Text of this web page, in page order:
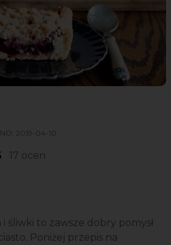
2019-04-10
17 ocen
śliwki to zawsze dobry pomysł
Poniżej przepis na